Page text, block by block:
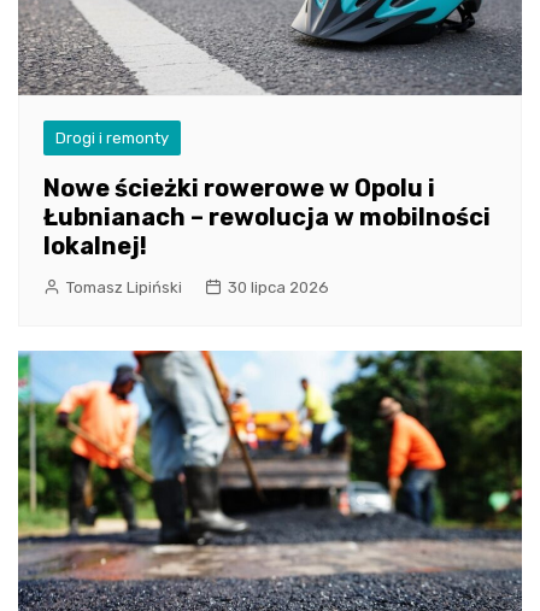
Drogi i remonty
Nowe ścieżki rowerowe w Opolu i
Łubnianach – rewolucja w mobilności
lokalnej!
Tomasz Lipiński 30 lipca 2026